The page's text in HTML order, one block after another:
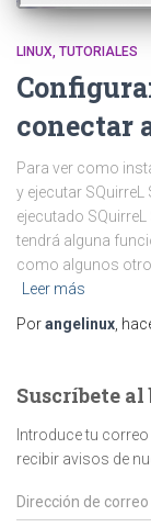
LINUX TUTORIALES
conectar
Para ver como
y ejecutar SQuirreL
ejecutado
tendrá alguna
como algunos
Leer más
Porangelinux ,
Suscríbete
Introduce tu
recibir avisos de
Dirección
de